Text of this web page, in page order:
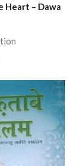
Heart – Dawa